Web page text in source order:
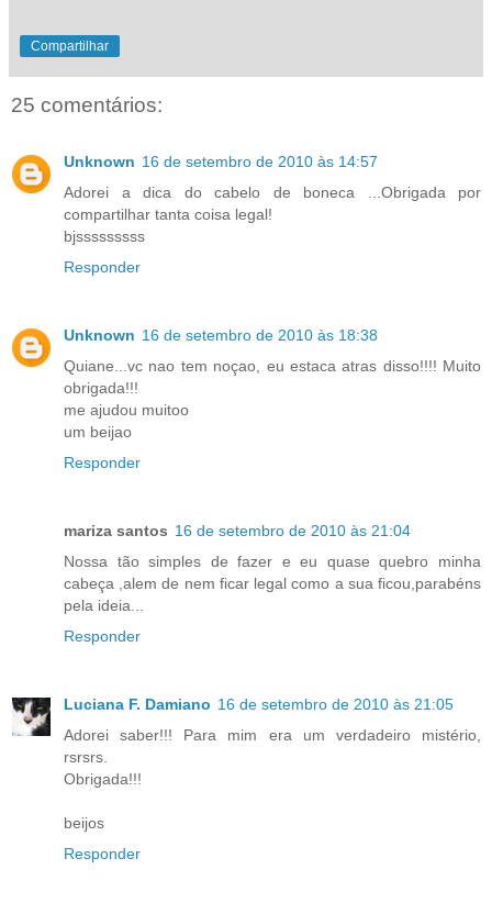
Compartilhar
25 comentários:
Unknown 16 de setembro de 2010 às 14:57
Adorei a dica do cabelo de boneca ...Obrigada por
compartilhar tanta coisa legal!
bjsssssssss
Responder
Unknown 16 de setembro de 2010 às 18:38
Quiane...vc nao tem noçao, eu estaca atras disso!!!! Muito
obrigada!!!
me ajudou muitoo
um beijao
Responder
mariza santos 16 de setembro de 2010 às 21:04
Nossa tão simples de fazer e eu quase quebro minha
cabeça ,alem de nem ficar legal como a sua ficou,parabéns
pela ideia...
Responder
Luciana F. Damiano 16 de setembro de 2010 às 21:05
Adorei saber!!! Para mim era um verdadeiro mistério,
rsrsrs.
Obrigada!!!
beijos
Responder